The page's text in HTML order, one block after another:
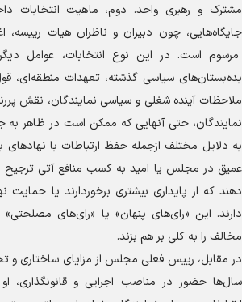
مشترک و رهبری واحد. دوم، ماهیت انتخابات
جایگاه‌هایی، چون دبیران و ناظران هیات
مرسوم است. در این نوع انتخابات، عوامل
بده‌بستان‌های سیاسی گذشته، تعهدات منطقه‌ای،
ملاحظات آینده شغلی و سیاسی نمایندگان، نقش
نمایندگان، حتی آنهایی که ممکن است در ظاهر به
به دلایل مختلف ازجمله حفظ ارتباطات با نهاد‌های
عمیق در مجلس یا امید به کسب منافع آتی ترجیح
دهند که از پایداری بیشتری برخوردارند یا حمایت
دارند. این «رای‌های پنهان» یا «رای‌های
مخالف را به کلی بر هم بزند.
در مقابل، رییس فعلی مجلس از مزایای ساختاری و
سال‌ها حضور در مناصب اجرایی و قانونگذاری،